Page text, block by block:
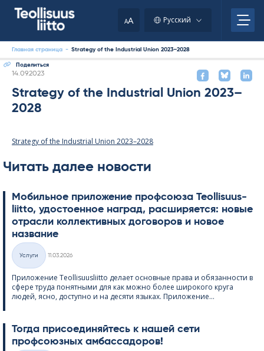
AA Русский
Главная страница - Strategy of the Industrial Union 2023–2028
Поделиться
Kirjoitettu
14.09.2023
Strategy of the Industrial Union 2023–
2028
Strategy of the Industrial Union 2023–2028
Читать далее новости
Мобильное приложение профсоюза Teol­li­suus­
liitto, удостоенное наград, расширяется: новые
отрасли коллективных договоров и новое
название
Категории
Услуги
11.03.2026
Приложение Teol­li­suus­liitto делает основные права и обязанности в
сфере труда понятными для как можно более широкого круга
людей, ясно, доступно и на десяти языках. Приложение...
Тогда присоединяйтесь к нашей сети
профсоюзных амбассадоров!